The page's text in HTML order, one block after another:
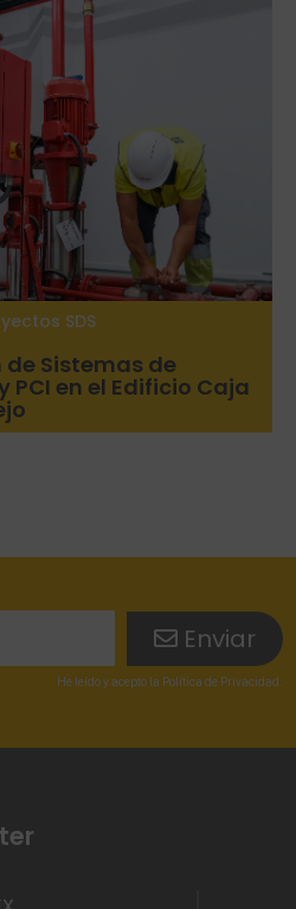
SDS
Sistemas de
PCI en el Edificio Caja
Enviar
He leídoy acepto la Política de Privacidad